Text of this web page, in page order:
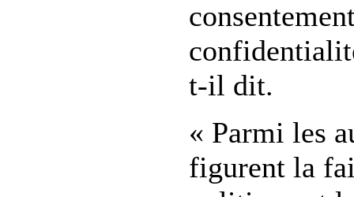
t-il dit.
« Parmi les
figurent la